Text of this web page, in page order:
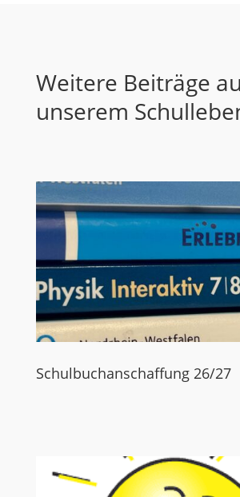
Weitere Beiträge
unserem
Schulbuchanschaffung 26/27